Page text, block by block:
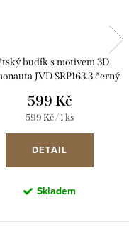
budík s motivem 3D
JVD SRP163.3 černý
599 Kč
Měrná
599 Kč / 1 ks
DETAIL
Skladem